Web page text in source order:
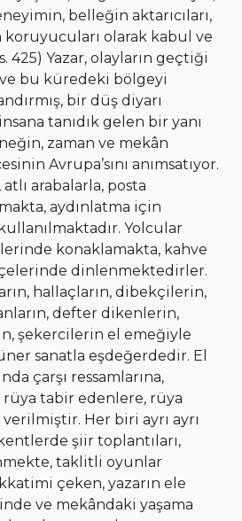
belleğin aktarıcıları,
olarak kabul ve
425) Yazar, olayların geçtiği
bu küredeki bölgeyi
bir düş diyarı
tanıdık gelen bir yanı
zaman ve mekân
Avrupa’sını anımsatıyor.
arabalarla, posta
aydınlatma için
Yolcular
konaklamakta, kahve
dinlenmektedirler.
hallaçların, dibekçilerin,
defter dikenlerin,
şekercilerin el emeğiyle
sanatla eşdeğerdedir. El
çarşı ressamlarına,
rüya tabir edenlere, rüya
Her biri ayrı ayrı
şiir toplantıları,
taklitli oyunlar
çeken, yazarın ele
ve mekândaki yaşama